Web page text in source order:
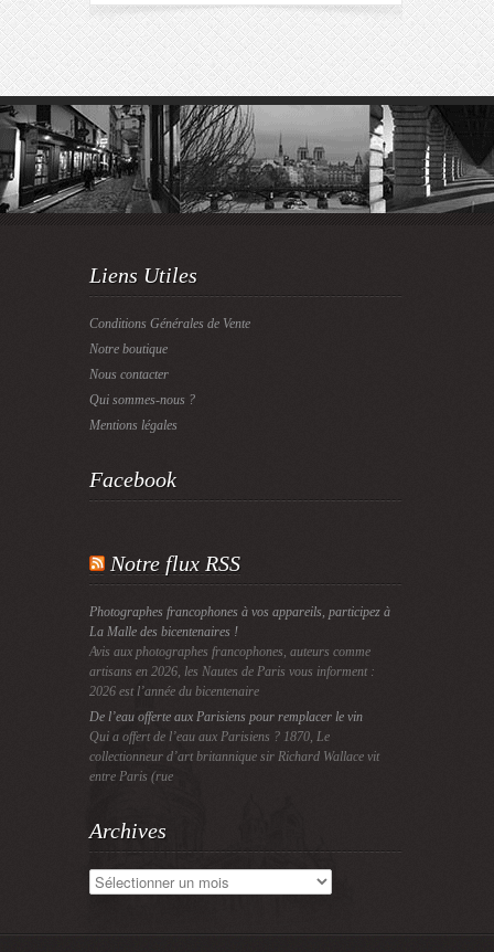
Liens Utiles
Conditions Générales de Vente
Notre boutique
Nous contacter
Qui sommes-nous ?
Mentions légales
Facebook
Notre flux RSS
Photographes francophones à vos appareils, participez à
La Malle des bicentenaires !
Avis aux photographes francophones, auteurs comme
artisans en 2026, les Nautes de Paris vous informent :
2026 est l’année du bicentenaire
De l’eau offerte aux Parisiens pour remplacer le vin
Qui a offert de l’eau aux Parisiens ? 1870, Le
collectionneur d’art britannique sir Richard Wallace vit
entre Paris (rue
Archives
Archives